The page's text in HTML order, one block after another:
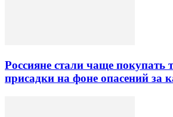
Россияне стали чаще покупать
присадки на фоне опасений за